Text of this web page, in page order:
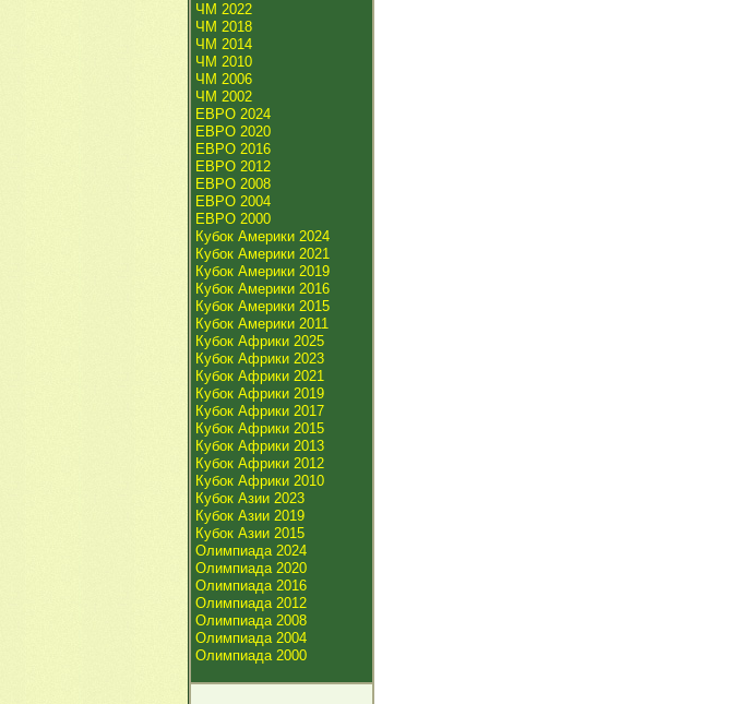
ЧМ 2022
ЧМ 2018
ЧМ 2014
ЧМ 2010
ЧМ 2006
ЧМ 2002
ЕВРО 2024
ЕВРО 2020
ЕВРО 2016
ЕВРО 2012
ЕВРО 2008
ЕВРО 2004
ЕВРО 2000
Кубок Америки 2024
Кубок Америки 2021
Кубок Америки 2019
Кубок Америки 2016
Кубок Америки 2015
Кубок Америки 2011
Кубок Африки 2025
Кубок Африки 2023
Кубок Африки 2021
Кубок Африки 2019
Кубок Африки 2017
Кубок Африки 2015
Кубок Африки 2013
Кубок Африки 2012
Кубок Африки 2010
Кубок Азии 2023
Кубок Азии 2019
Кубок Азии 2015
Олимпиада 2024
Олимпиада 2020
Олимпиада 2016
Олимпиада 2012
Олимпиада 2008
Олимпиада 2004
Олимпиада 2000